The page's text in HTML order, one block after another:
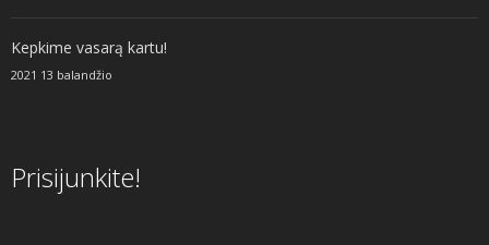
Kepkime vasarą kartu!
2021 13 balandžio
Prisijunkite!